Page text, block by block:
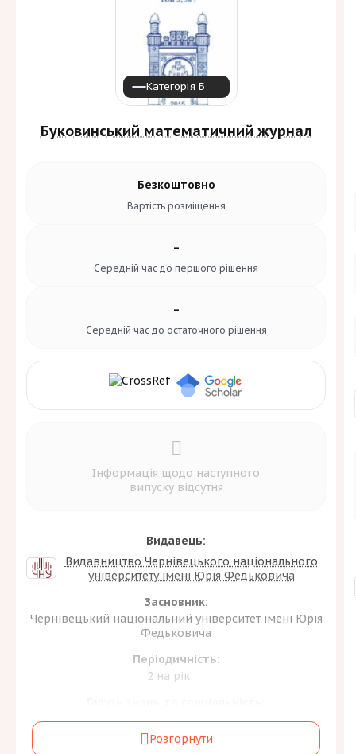
Категорія Б
Видавець:
Видавництво Чернівецького національного
університету імені Юрія Федьковича
Засновник:
Чернівецький національний університет імені Юрія
Федьковича
Періодичність:
2 на рік
E Природничі науки, математика та статистика [2]
Інформаційні технології
Буковинський математичний журнал
Безкоштовно
Вартість розміщення
-
Середній час до першого рішення
-
Середній час до остаточного рішення
Інформація щодо наступного
випуску відсутня
Розгорнути